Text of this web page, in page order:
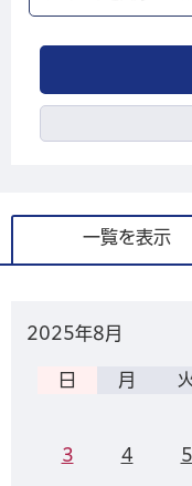
一覧を表示
2025年8月
日 月
3 4 5